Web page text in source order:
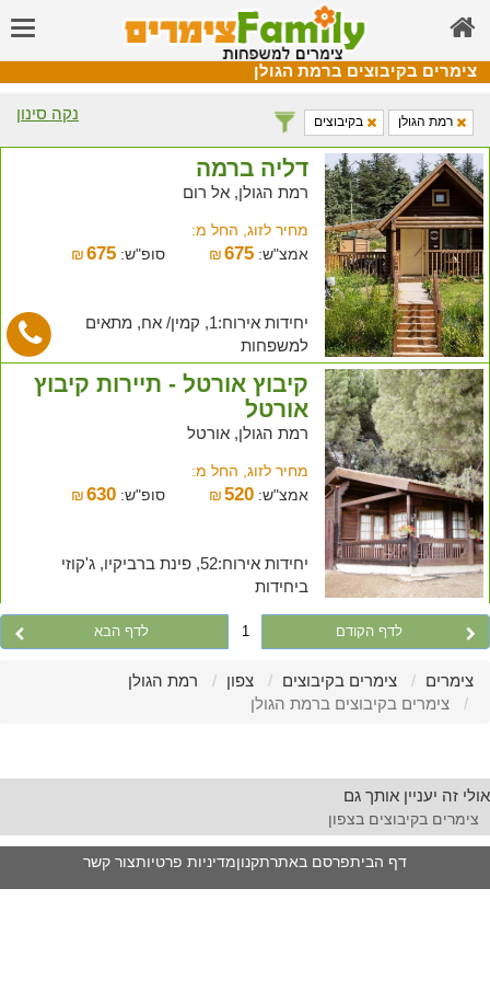
צימרים בקיבוצים ברמת הגולן
נקה סינון רמת הגולן בקיבוצים
דליה ברמה
רמת הגולן, אל רום
מחיר לזוג, החל מ:
אמצ"ש:
₪675 סופ"ש: ₪ 675
יחידות אירוח:1, קמין/ אח, מתאים
למשפחות
קיבוץ אורטל - תיירות קיבוץ
אורטל
רמת הגולן, אורטל
מחיר לזוג, החל מ:
אמצ"ש:
₪520 סופ"ש: ₪ 630
יחידות אירוח:52, פינת ברביקיו, ג'קוזי
ביחידות
לדף הקודם 1 לדף הבא
צימרים צימרים בקיבוצים צפון
רמת הגולן
צימרים בקיבוצים ברמת הגולן
אולי זה יעניין אותך גם
צימרים בקיבוצים בצפון
דף הביתפרסם באתרתקנוןמדיניות פרטיותצור קשר